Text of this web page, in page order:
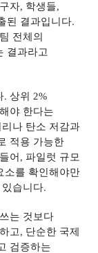
자, 학생들,
된 결과입니다.
전체의
결과라고
.상위 2%
야 한다는
리나 탄소 저감과
적용 가능한
어 , 파일럿 규모
소를 확인해야만
습니다.
는 것보다
고, 단순한 국제
검증하는